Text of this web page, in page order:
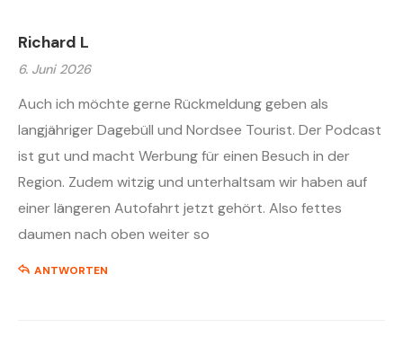
Richard L
6. Juni 2026
Auch ich möchte gerne Rückmeldung geben als
langjähriger Dagebüll und Nordsee Tourist. Der Podcast
ist gut und macht Werbung für einen Besuch in der
Region. Zudem witzig und unterhaltsam wir haben auf
einer längeren Autofahrt jetzt gehört. Also fettes
daumen nach oben weiter so
ANTWORTEN